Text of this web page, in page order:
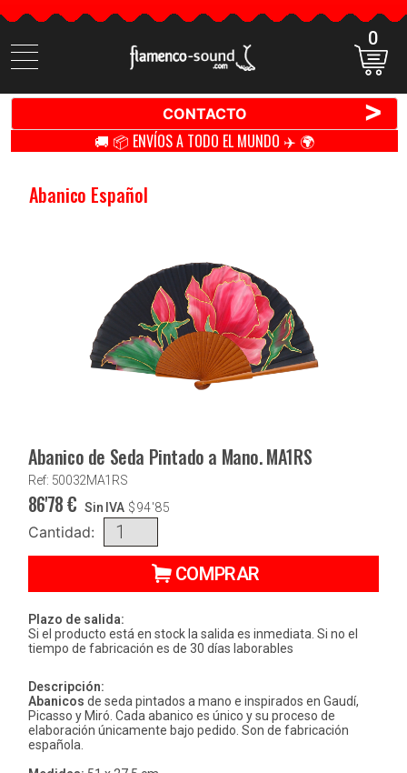
Buscar
productos
0
CONTACTO >
🚚 📦 ENVÍOS A TODO EL MUNDO ✈️ 🌍
Abanico Español
Abanico de Seda Pintado a Mano. MA1RS
Ref: 50032MA1RS
86'78€ Sin IVA $94'85
Cantidad:
COMPRAR
Plazo de salida:
Si el producto está en stock la salida es inmediata. Si no el
tiempo de fabricación es de 30 días laborables
Descripción:
Abanicos de seda pintados a mano e inspirados en Gaudí,
Picasso y Miró. Cada abanico es único y su proceso de
elaboración únicamente bajo pedido. Son de fabricación
española.